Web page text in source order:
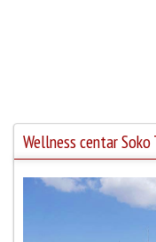
Wellness centar Soko